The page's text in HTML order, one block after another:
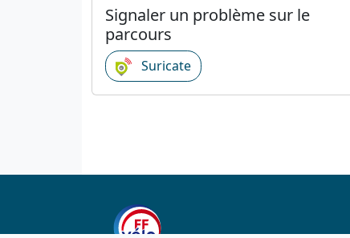
Signaler un problème sur le
parcours
Suricate